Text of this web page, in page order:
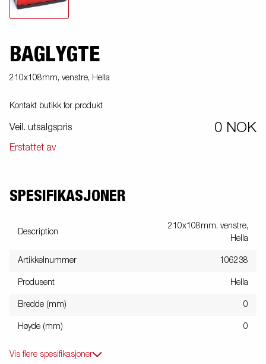
BAGLYGTE
210x108mm, venstre, Hella
Kontakt butikk for produkt
Veil. utsalgspris 0 NOK
Erstattet av
SPESIFIKASJONER
Description
210x108mm, venstre,
Hella
Artikkelnummer 106238
Produsent Hella
Bredde (mm) 0
Høyde (mm) 0
Vis flere spesifikasjoner